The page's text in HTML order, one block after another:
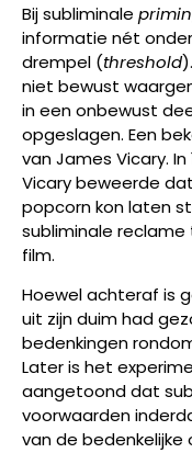
Bij subliminale
informatie nét
drempel (threshold
niet bewust
in een onbewust
opgeslagen. Een
van James Vicary.
Vicary beweerde
popcorn kon laten
subliminale
film.
Hoewel achteraf is
uit zijn duim had
bedenkingen
Later is het
aangetoond dat
voorwaarden
van de bedenkelijke